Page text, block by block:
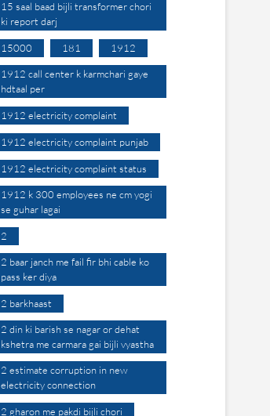
15 saal baad bijli transformer chori
ki report darj
15000 181 1912
1912 call center k karmchari gaye
hdtaal per
1912 electricity complaint
1912 electricity complaint punjab
1912 electricity complaint status
1912 k 300 employees ne cm yogi
se guhar lagai
2
2 baar janch me fail fir bhi cable ko
pass ker diya
2 barkhaast
2 din ki barish se nagar or dehat
kshetra me carmara gai bijli vyastha
2 estimate corruption in new
electricity connection
2 gharon me pakdi bijli chori